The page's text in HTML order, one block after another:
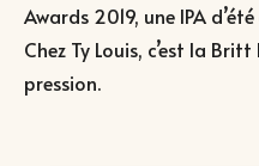
Awards 2019, une IPA
Chez Ty Louis, c’est la
pression.